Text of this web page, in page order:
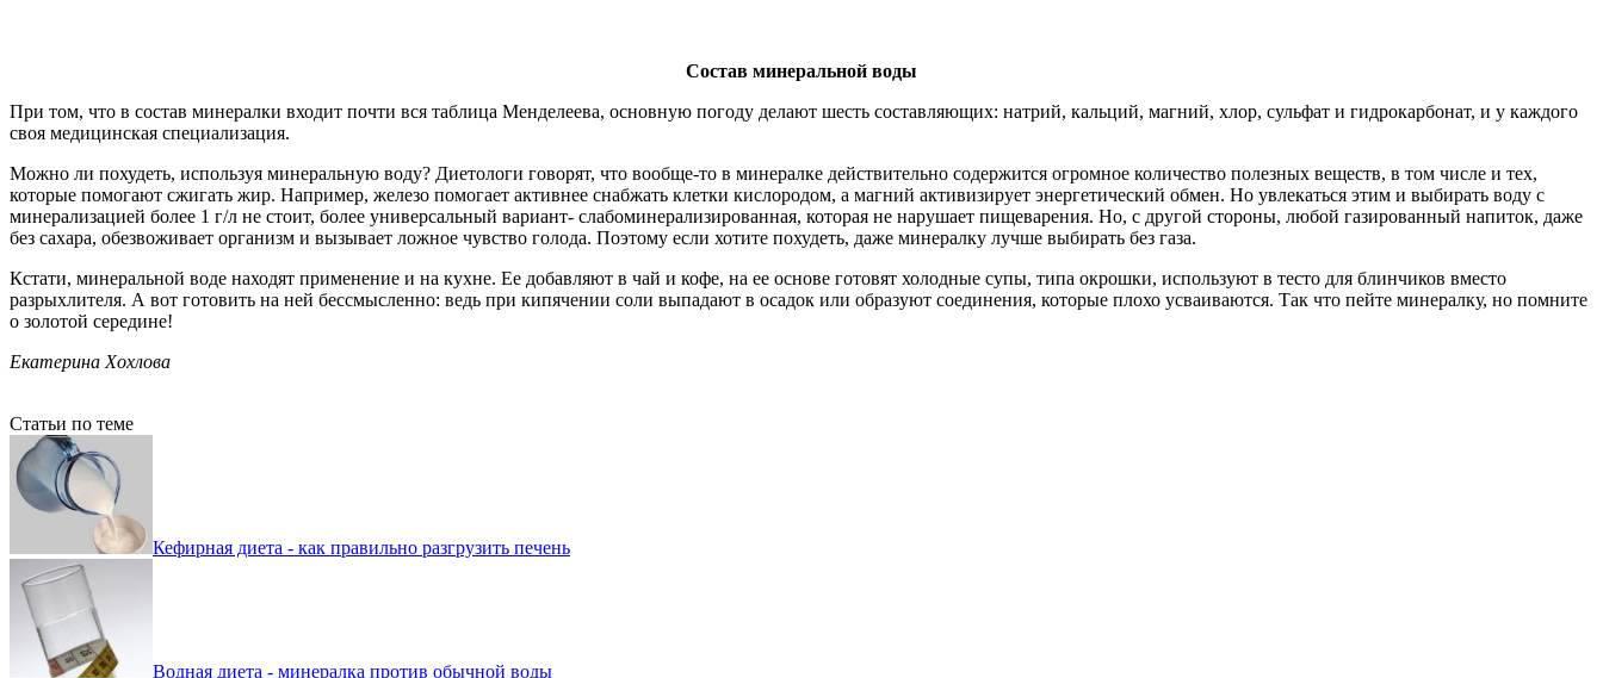
Состав минеральной воды
При том, что в состав минералки входит почти вся таблица Менделеева, основную погоду делают шесть составляющих: натрий, кальций, магний, хлор, сульфат и гидрокарбонат, и у каждого
своя медицинская специализация.
Можно ли похудеть, используя минеральную воду? Диетологи говорят, что вообще-то в минералке действительно содержится огромное количество полезных веществ, в том числе и тех,
которые помогают сжигать жир. Например, железо помогает активнее снабжать клетки кислородом, а магний активизирует энергетический обмен. Но увлекаться этим и выбирать воду с
минерализацией более 1 г/л не стоит, более универсальный вариант- слабоминерализированная, которая не нарушает пищеварения. Но, с другой стороны, любой газированный напиток, даже
без сахара, обезвоживает организм и вызывает ложное чувство голода. Поэтому если хотите похудеть, даже минералку лучше выбирать без газа.
Кстати, минеральной воде находят применение и на кухне. Ее добавляют в чай и кофе, на ее основе готовят холодные супы, типа окрошки, используют в тесто для блинчиков вместо
разрыхлителя. А вот готовить на ней бессмысленно: ведь при кипячении соли выпадают в осадок или образуют соединения, которые плохо усваиваются. Так что пейте минералку, но помните
о золотой середине!
Екатерина Хохлова
Статьи по теме
Кефирная диета - как правильно разгрузить печень
Водная диета - минералка против обычной воды